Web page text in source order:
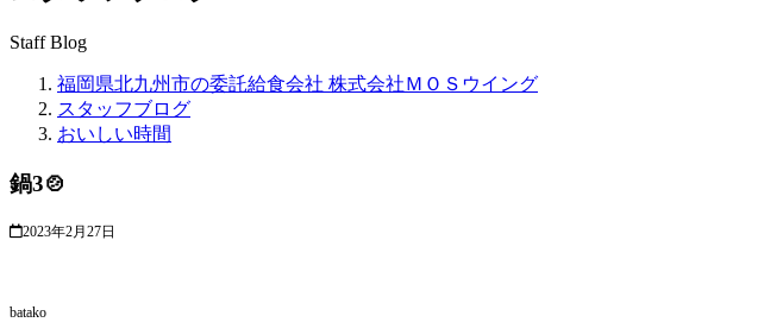
Staff Blog
福岡県北九州市の委託給食会社 株式会社ＭＯＳウイング
スタッフブログ
おいしい時間
鍋3🍲
2023年2月27日
batako